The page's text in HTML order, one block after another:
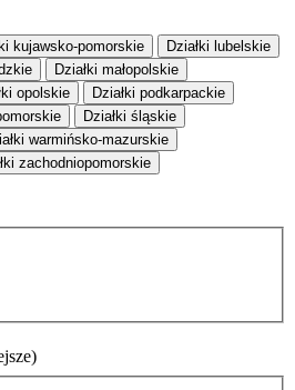
kujawsko-pomorskie
Działki lubelskie
Działki małopolskie
opolskie
Działki podkarpackie
Działki śląskie
warmińsko-mazurskie
zachodniopomorskie